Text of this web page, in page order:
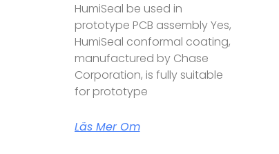
HumiSeal be used in
prototype PCB assembly Yes,
HumiSeal conformal coating,
manufactured by Chase
Corporation, is fully suitable
for prototype
Läs Mer Om